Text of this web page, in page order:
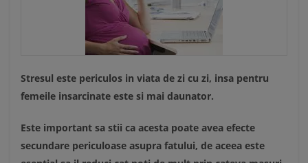
Stresul este periculos in viata de zi cu zi, insa pentru
femeile insarcinate este si mai daunator.
Este important sa stii ca acesta poate avea efecte
secundare periculoase asupra fatului, de aceea este